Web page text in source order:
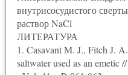
внутрисосудистого
раствор NaCl
ЛИТЕРАТУРА
1. Casavant M. J., Fitch J.
saltwater used as an emetic